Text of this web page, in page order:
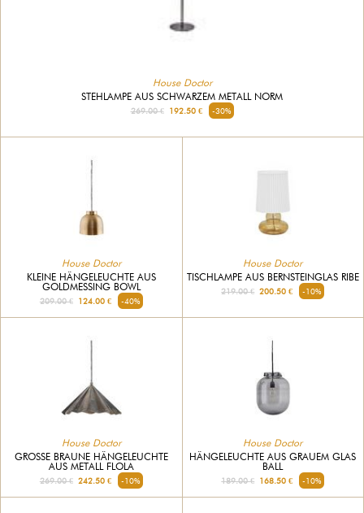
House Doctor
STEHLAMPE AUS SCHWARZEM METALL NORM
269.00 €192.50 € -30%
House Doctor
KLEINE HÄNGELEUCHTE AUS
GOLDMESSING BOWL
209.00 €124.00 € -40%
House Doctor
TISCHLAMPE AUS BERNSTEINGLAS RIBE
219.00 € 200.50 € -10%
House Doctor
GROSSE BRAUNE HÄNGELEUCHTE A
US METALL FLOLA
269.00 €242.50 € -10%
House Doctor
HÄNGELEUCHTE AUS GRAUEM GLAS
BALL
189.00 € 168.50 € -10%